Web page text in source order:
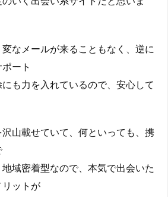
なメールが来ることもなく、逆に
ート
も力を入れているので、安心して
山載せていて、何といっても、携
域密着型なので、本気で出会いた
ットが